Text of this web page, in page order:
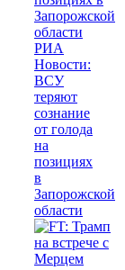
РИА
Новости:
ВСУ
теряют
сознание
от голода
на
позициях
в
Запорожской
области